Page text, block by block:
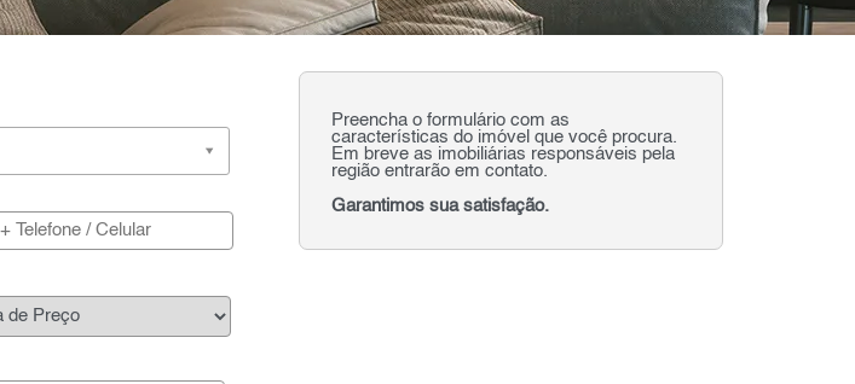
Preencha o formulário com as
características do imóvel que você procura.
Em breve as imobiliárias responsáveis pela
região entrarão em contato.
Garantimos sua satisfação.